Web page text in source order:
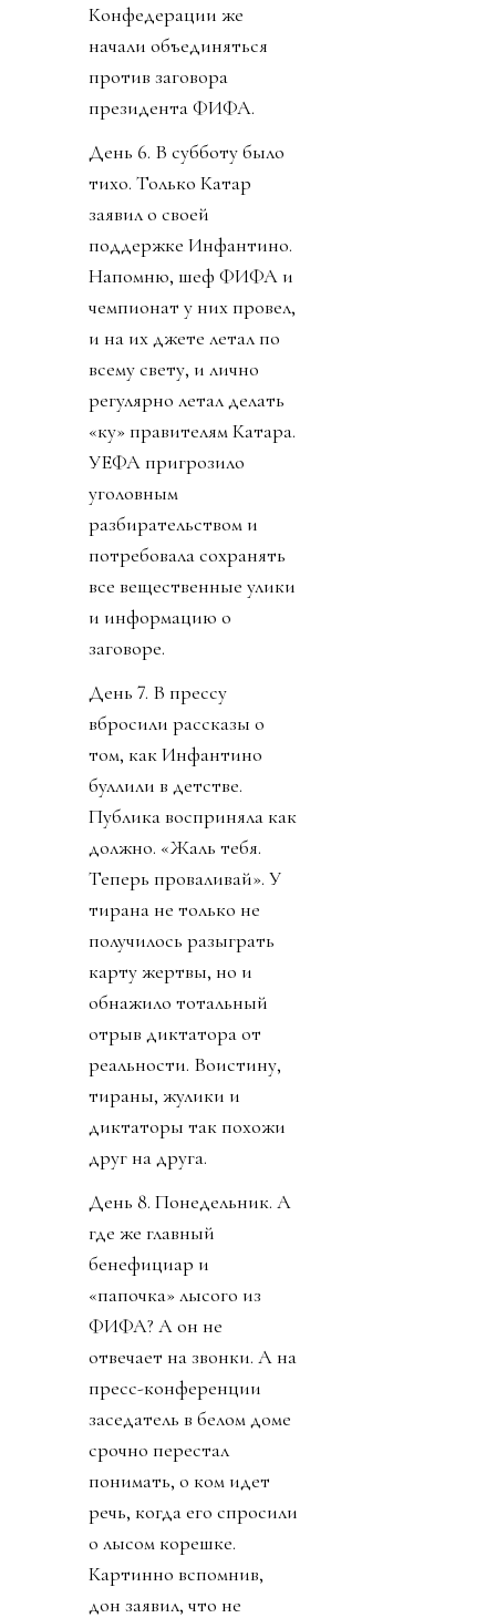
Конфедерации же
начали объединяться
против заговора
президента ФИФА.
День 6. В субботу было
тихо. Только Катар
заявил о своей
поддержке Инфантино.
Напомню, шеф ФИФА и
чемпионат у них провел,
и на их джете летал по
всему свету, и лично
регулярно летал делать
«ку» правителям Катара.
УЕФА пригрозило
уголовным
разбирательством и
потребовала сохранять
все вещественные улики
и информацию о
заговоре.
День 7. В прессу
вбросили рассказы о
том, как Инфантино
буллили в детстве.
Публика восприняла как
должно. «Жаль тебя.
Теперь проваливай». У
тирана не только не
получилось разыграть
карту жертвы, но и
обнажило тотальный
отрыв диктатора от
реальности. Воистину,
тираны, жулики и
диктаторы так похожи
друг на друга.
День 8. Понедельник. А
где же главный
бенефициар и
«папочка» лысого из
ФИФА? А он не
отвечает на звонки. А на
пресс-конференции
заседатель в белом доме
срочно перестал
понимать, о ком идет
речь, когда его спросили
о лысом корешке.
Картинно вспомнив,
дон заявил, что не